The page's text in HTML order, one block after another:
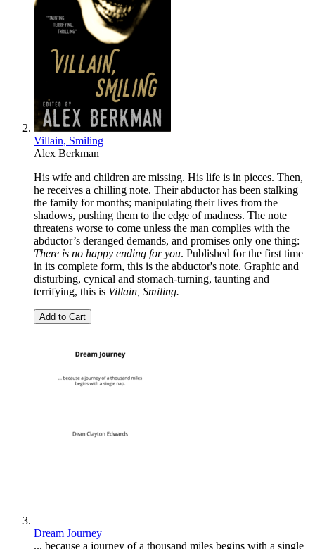
Villain, Smiling
Alex Berkman
His wife and children are missing. His life is in pieces. Then,
he receives a chilling note. Their abductor has been stalking
the family for months; manipulating their lives from the
shadows, pushing them to the edge of madness. The note
threatens worse to come unless the man complies with the
abductor’s deranged demands, and promises only one thing:
There is no happy ending for you. Published for the first time
in its complete form, this is the abductor's note. Graphic and
disturbing, cynical and stomach-turning, taunting and
terrifying, this is Villain, Smiling.
Add to Cart
Dream Journey
... because a journey of a thousand miles begins with a single